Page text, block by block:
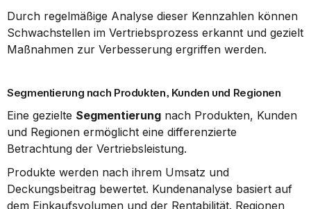
Durch regelmäßige Analyse dieser Kennzahlen können
Schwachstellen im Vertriebsprozess erkannt und gezielt
Maßnahmen zur Verbesserung ergriffen werden.
Segmentierung nach Produkten, Kunden und Regionen
Eine gezielte Segmentierung nach Produkten, Kunden
und Regionen ermöglicht eine differenzierte
Betrachtung der Vertriebsleistung.
Produkte werden nach ihrem Umsatz und
Deckungsbeitrag bewertet. Kundenanalyse basiert auf
dem Einkaufsvolumen und der Rentabilität. Regionen